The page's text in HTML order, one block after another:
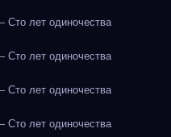
Сто лет одиночества
Сто лет одиночества
Сто лет одиночества
Сто лет одиночества